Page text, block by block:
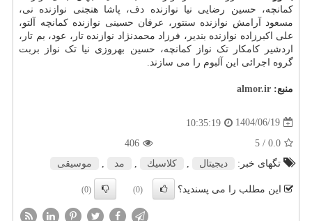
کمانچه، حسین رضایی نیا نوازنده دف، پاشا هنجنی نوازنده نی،
مسعود آرامش نوازنده سنتور، عرفان حسینی نوازنده کمانچه آلتو،
علی اکبرزاده نوازنده بندیر، فرزاد محمدنژاد نوازنده تار، عود، بم تار،
اردشیر کامکار تک نواز کمانچه، حسین بهروزی نیا تک نواز بربت
گروه اجرائی این آلبوم را می سازند.
منبع: almor.ir
1404/06/19
10:35:19
0.0
/ 5
406
تگهای خبر:
دیجیتال , كلاسیك , مد , موسیقی
این مطلب را می پسندید؟ (0)
(0)